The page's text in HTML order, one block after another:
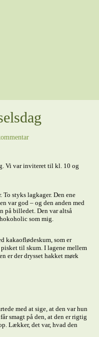
Vi var inviteret til kl. 10 og
styks lagkager. Den ene
var god – og den anden med
på billedet. Den var altså
som mig.
kakaoflødeskum, som er
til skum. I lagene mellem
er der drysset hakket mørk
med at sige, at den var hun
smagt på den, at den er rigtig
Lækker, det var, hvad den